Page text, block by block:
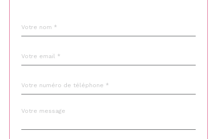
par
*
*
*
Fieldset
Message
*